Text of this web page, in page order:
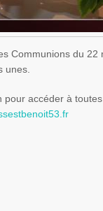
Communions du 22
unes.
accéder à